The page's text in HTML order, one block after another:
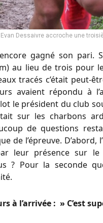
Evan Dessaivre accroche une
gagné son pari.
au lieu de trois pour
tracés c’était peut-
avaient répondu à
le président du club
sur les charbons
de questions
de l’épreuve. D’abord,
leur présence sur le
? Pour la seconde
à l’arrivée : » C’est